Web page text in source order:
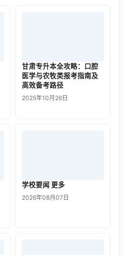
甘肃专升本全攻略：口腔
医学与农牧类报考指南及
高效备考路径
2025年10月26日
学校要闻 更多
2026年08月07日